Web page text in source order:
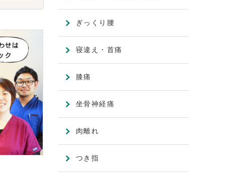
ぎっくり腰
寝違え・首痛
膝痛
坐骨神経痛
肉離れ
つき指